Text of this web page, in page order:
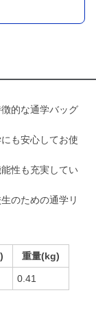
的な通学バッグ
も安心してお使
性も充実してい
のための通学リ
重量(kg)
0.41